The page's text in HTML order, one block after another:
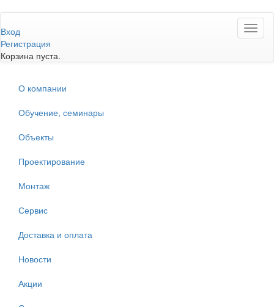
к
основному
содержанию
Вход
Регистрация
Корзина пуста.
О компании
Обучение, семинары
Объекты
Проектирование
Монтаж
Сервис
Доставка и оплата
Новости
Акции